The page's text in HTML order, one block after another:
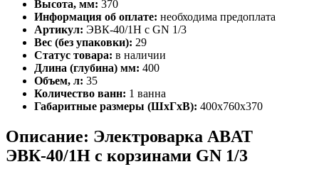
Высота, мм: 370
Информация об оплате: необходима предоплата
Артикул: ЭВК-40/1Н с GN 1/3
Вес (без упаковки): 29
Статус товара: в наличии
Длина (глубина) мм: 400
Объем, л: 35
Количество ванн: 1 ванна
Габаритные размеры (ШхГхВ): 400х760х370
Описание: Электроварка ABAT
ЭВК-40/1Н с корзинами GN 1/3